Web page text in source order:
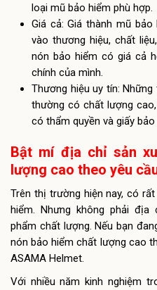
loại mũ bảo hiểm phù hợp.
Giá cả: Giá thành mũ
vào thương hiệu, chất
nón bảo hiểm có giá cả
chính của mình.
Thương hiệu uy tín:
thường có chất lượng
có thẩm quyền và giấy
Bật mí địa chỉ sản
lượng cao theo yêu
Trên thị trường hiện nay, có
hiểm. Nhưng không phải
phẩm chất lượng. Nếu bạn
nón bảo hiểm chất lượng cao
ASAMA Helmet.
Với nhiều năm kinh nghiệm